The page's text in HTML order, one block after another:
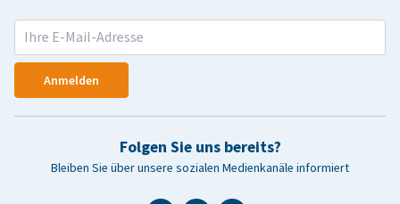
Anmelden
Folgen Sie uns bereits?
Bleiben Sie über unsere sozialen Medienkanäle informiert